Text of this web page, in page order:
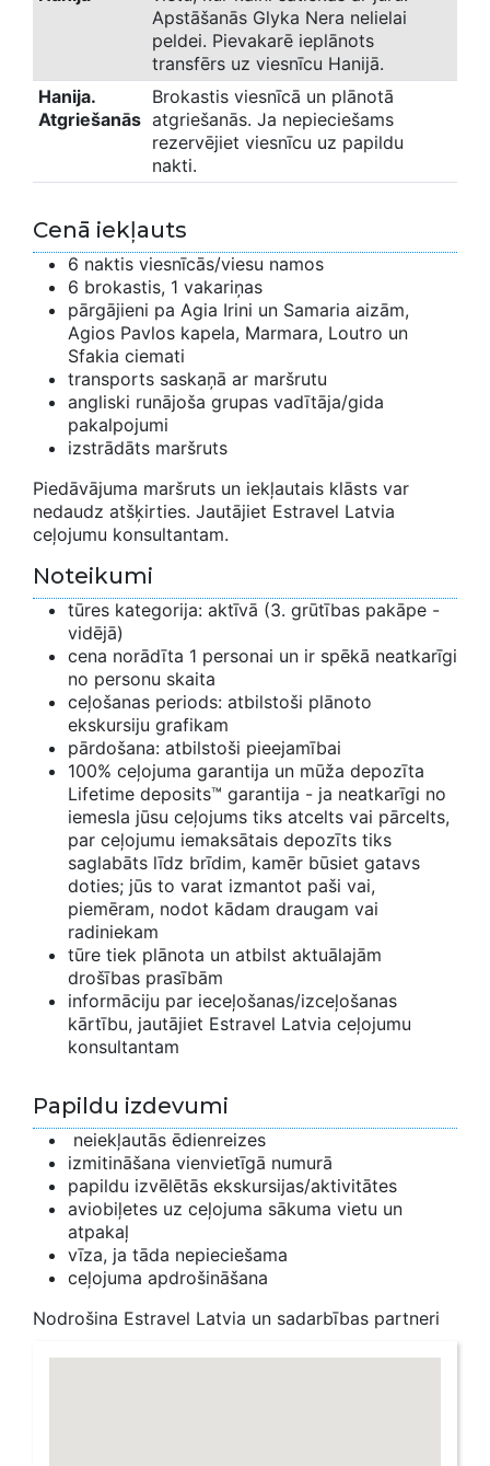
Apstāšanās Glyka Nera nelielai
peldei. Pievakarē ieplānots
transfērs uz viesnīcu Hanijā.
Hanija.
Atgriešanās
Brokastis viesnīcā un plānotā
atgriešanās. Ja nepieciešams
rezervējiet viesnīcu uz papildu
nakti.
Cenā iekļauts
6 naktis viesnīcās/viesu namos
6 brokastis, 1 vakariņas
pārgājieni pa Agia Irini un Samaria aizām,
Agios Pavlos kapela, Marmara, Loutro un
Sfakia ciemati
transports saskaņā ar maršrutu
angliski runājoša grupas vadītāja/gida
pakalpojumi
izstrādāts maršruts
Piedāvājuma maršruts un iekļautais klāsts var
nedaudz atšķirties. Jautājiet Estravel Latvia
ceļojumu konsultantam.
Noteikumi
tūres kategorija: aktīvā (3. grūtības pakāpe -
vidējā)
cena norādīta 1 personai un ir spēkā neatkarīgi
no personu skaita
ceļošanas periods: atbilstoši plānoto
ekskursiju grafikam
pārdošana: atbilstoši pieejamībai
100% ceļojuma garantija un mūža depozīta
Lifetime deposits™ garantija - ja neatkarīgi no
iemesla jūsu ceļojums tiks atcelts vai pārcelts,
par ceļojumu iemaksātais depozīts tiks
saglabāts līdz brīdim, kamēr būsiet gatavs
doties; jūs to varat izmantot paši vai,
piemēram, nodot kādam draugam vai
radiniekam
tūre tiek plānota un atbilst aktuālajām
drošības prasībām
informāciju par ieceļošanas/izceļošanas
kārtību, jautājiet Estravel Latvia ceļojumu
konsultantam
Papildu izdevumi
neiekļautās ēdienreizes
izmitināšana vienvietīgā numurā
papildu izvēlētās ekskursijas/aktivitātes
aviobiļetes uz ceļojuma sākuma vietu un
atpakaļ
vīza, ja tāda nepieciešama
ceļojuma apdrošināšana
Nodrošina Estravel Latvia un sadarbības partneri